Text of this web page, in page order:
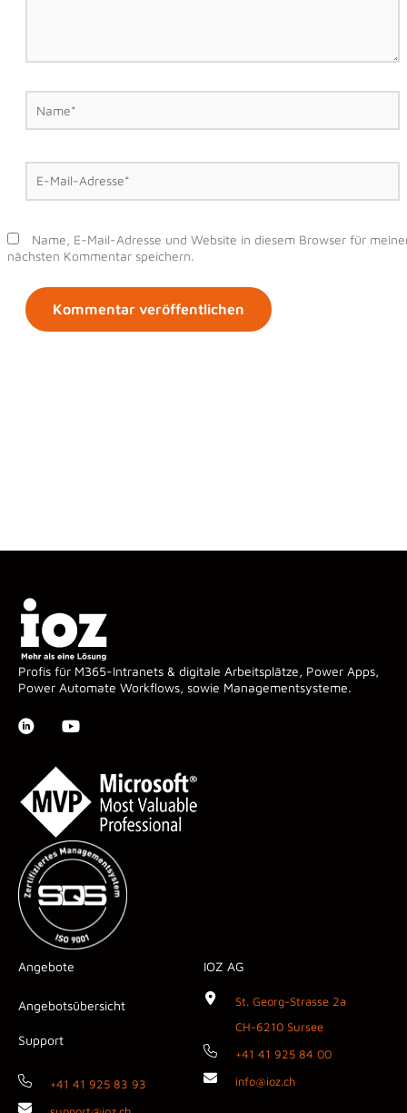
Name*
E-
Mail-
Adresse*
Name, E-Mail-Adresse und Website in diesem Browser für
nächsten Kommentar speichern.
Profis für M365-Intranets & digitale Arbeitsplätze, Power Apps,
Power Automate Workflows, sowie Managementsysteme.
Angebote
Angebotsübersicht
Support
+41 41 925 83 93
IOZ AG
St. Georg-Strasse 2a
CH-6210 Sursee
+41 41 925 84 00
info@ioz.ch